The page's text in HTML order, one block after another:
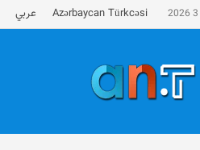
Azərbaycan Türkcəsi عربي